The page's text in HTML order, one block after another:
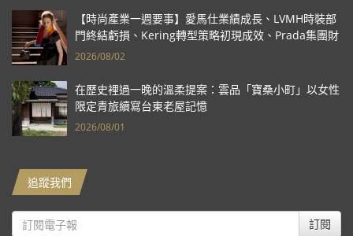
【時尚產業一週要事】愛馬仕業績成長、LVMH時裝部
門終結虧損、Kering轉型策略初現成效、Prada集團財
報亮眼
2026/08/02
在歷史裡過一晚的溫柔提案：雲品「寶桑小町」以女性
限定青旅續寫台東老屋記憶
2026/08/01
追蹤我們
訂閱